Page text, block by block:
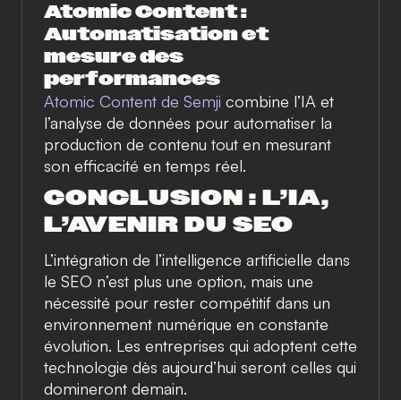
Atomic Content :
Automatisation et
mesure des
performances
Atomic Content de Semji combine l’IA et
l’analyse de données pour automatiser la
production de contenu tout en mesurant
son efficacité en temps réel.
CONCLUSION : L’IA,
L’AVENIR DU SEO
L’intégration de l’intelligence artificielle dans
le SEO n’est plus une option, mais une
nécessité pour rester compétitif dans un
environnement numérique en constante
évolution. Les entreprises qui adoptent cette
technologie dès aujourd’hui seront celles qui
domineront demain.